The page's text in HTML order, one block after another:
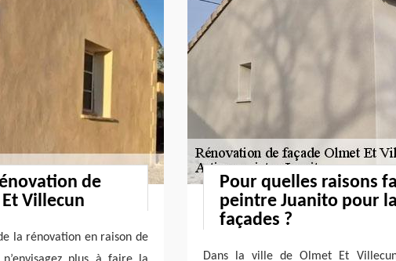
de
Villecun
la rénovation en raison de
Pour quelles raisons
peintre Juanito pour
façades ?
Dans la ville de Olmet Et